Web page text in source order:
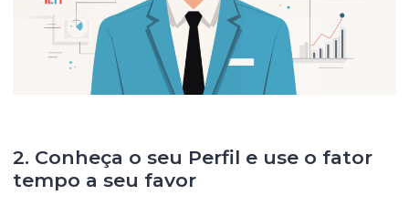
2. Conheça o seu Perfil e use o fator
tempo a seu favor